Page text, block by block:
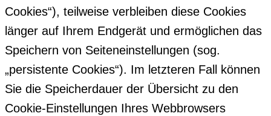
Cookies“), teilweise verbleiben diese Cookies
länger auf Ihrem Endgerät und ermöglichen das
Speichern von Seiteneinstellungen (sog.
„persistente Cookies“). Im letzteren Fall können
Sie die Speicherdauer der Übersicht zu den
Cookie-Einstellungen Ihres Webbrowsers